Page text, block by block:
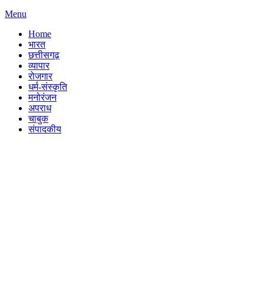
Menu
Home
भारत
छत्तीसगढ़
व्यापार
रोजगार
धर्म-संस्कृति
मनोरंजन
अपराध
चाबुक
संपादकीय